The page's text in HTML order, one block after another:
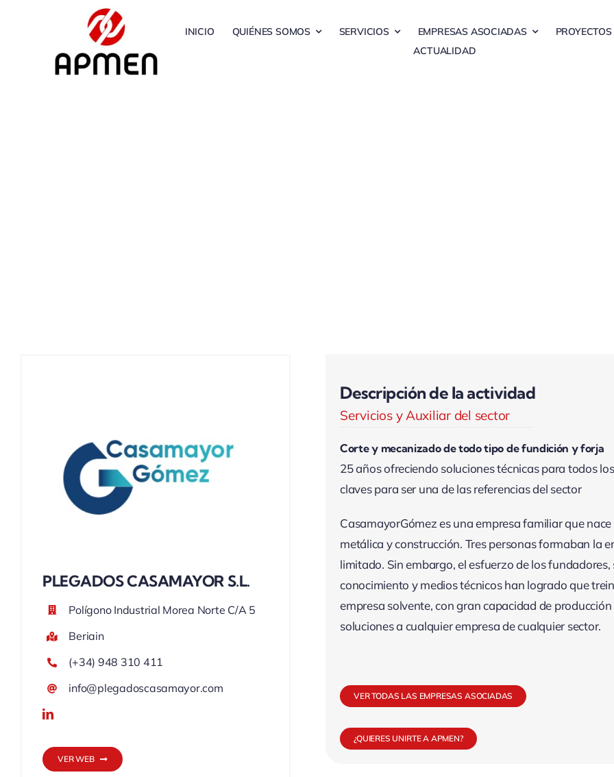
INICIO QUIÉNES SOMOS SERVICIOS EMPRESAS ASOCIADAS PROYECTOS
ACTUALIDAD
PLEGADOS CASAMAYOR S.L.
Polígono Industrial Morea Norte C/A 5
Beriain
(+34) 948 310 411
info@plegadoscasamayor.com
VER WEB
Descripción de la actividad
Servicios y Auxiliar del sector
Corte y mecanizado de todo tipo de fundición y forja
25 años ofreciendo soluciones técnicas para todos
claves para ser una de las referencias del sector
CasamayorGómez es una empresa familiar que
metálica y construcción. Tres personas formaban la
limitado. Sin embargo, el esfuerzo de los
conocimiento y medios técnicos han logrado que
empresa solvente, con gran capacidad de
soluciones a cualquier empresa de cualquier sector.
VER TODAS LAS EMPRESAS ASOCIADAS
¿QUIERES UNIRTE A APMEN?